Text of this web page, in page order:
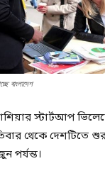
বাংলাদেশ
স্টার্টআপ
থেকে দেশটিতে
পর্যন্ত।